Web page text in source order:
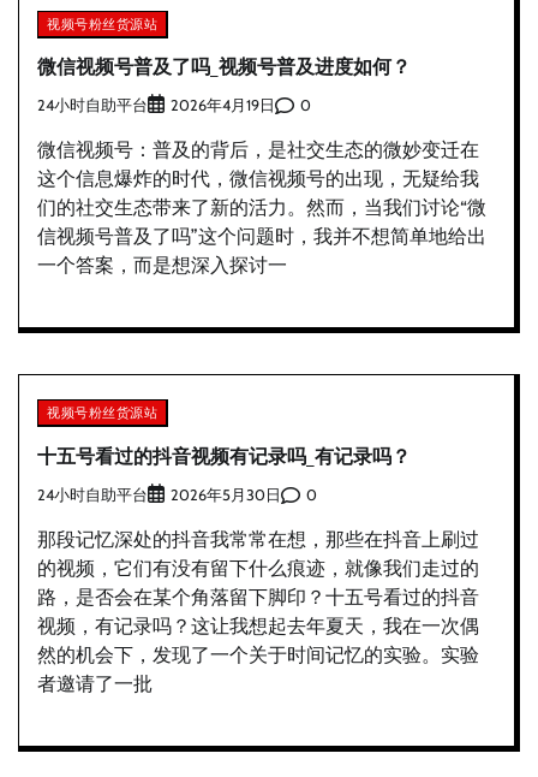
视频号粉丝货源站
微信视频号普及了吗_视频号普及进度如何？
24小时自助平台 2026年4月19日 0
微信视频号：普及的背后，是社交生态的微妙变迁在
这个信息爆炸的时代，微信视频号的出现，无疑给我
们的社交生态带来了新的活力。然而，当我们讨论“微
信视频号普及了吗”这个问题时，我并不想简单地给出
一个答案，而是想深入探讨一
视频号粉丝货源站
十五号看过的抖音视频有记录吗_有记录吗？
24小时自助平台 2026年5月30日 0
那段记忆深处的抖音我常常在想，那些在抖音上刷过
的视频，它们有没有留下什么痕迹，就像我们走过的
路，是否会在某个角落留下脚印？十五号看过的抖音
视频，有记录吗？这让我想起去年夏天，我在一次偶
然的机会下，发现了一个关于时间记忆的实验。实验
者邀请了一批